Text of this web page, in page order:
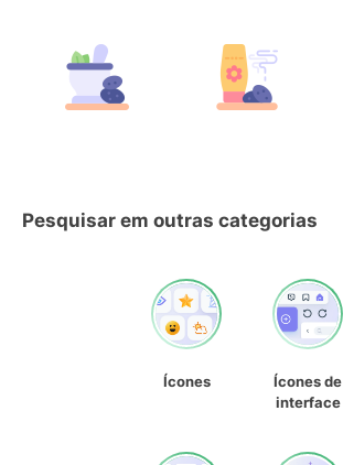
Pesquisar em outras categorias
Ícones
Ícones de
interface